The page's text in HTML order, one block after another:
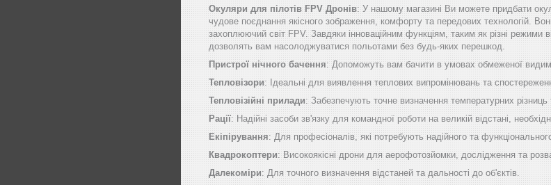
Окуляри для пілотів FPV Дронів: У нашому магазині Ви можете придбати
чудове поєднання якісного зображення, комфорту та передових технологій.
захоплюючий світ FPV. Завдяки інноваційним функціям, таким як різні
дозволять вам насолоджуватися польотами без будь-яких перешкод.
Пристрої нічного бачення: Допоможуть вам бачити в умовах обмеженої
Тепловізори: Ідеальні для виявлення теплових випромінювань та
Тепловізійні прилади: Забезпечують точне визначення температурних
Рації: Надійні засоби зв'язку для командної роботи на великій відстані,
Екіпірування: Для професіоналів, які потребують надійного та
Квадрокоптери: Високоякісні дрони для аерофотозйомки, дослідження та
Далекоміри: Для точного визначення відстаней та дальності до об'єктів.